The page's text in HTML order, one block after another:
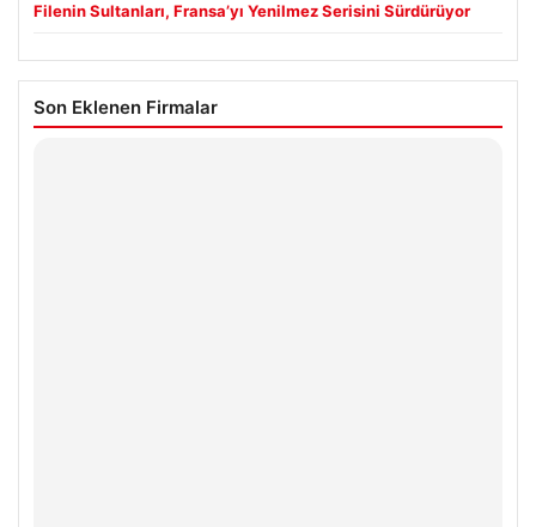
Filenin Sultanları, Fransa’yı Yenilmez Serisini Sürdürüyor
Son Eklenen Firmalar